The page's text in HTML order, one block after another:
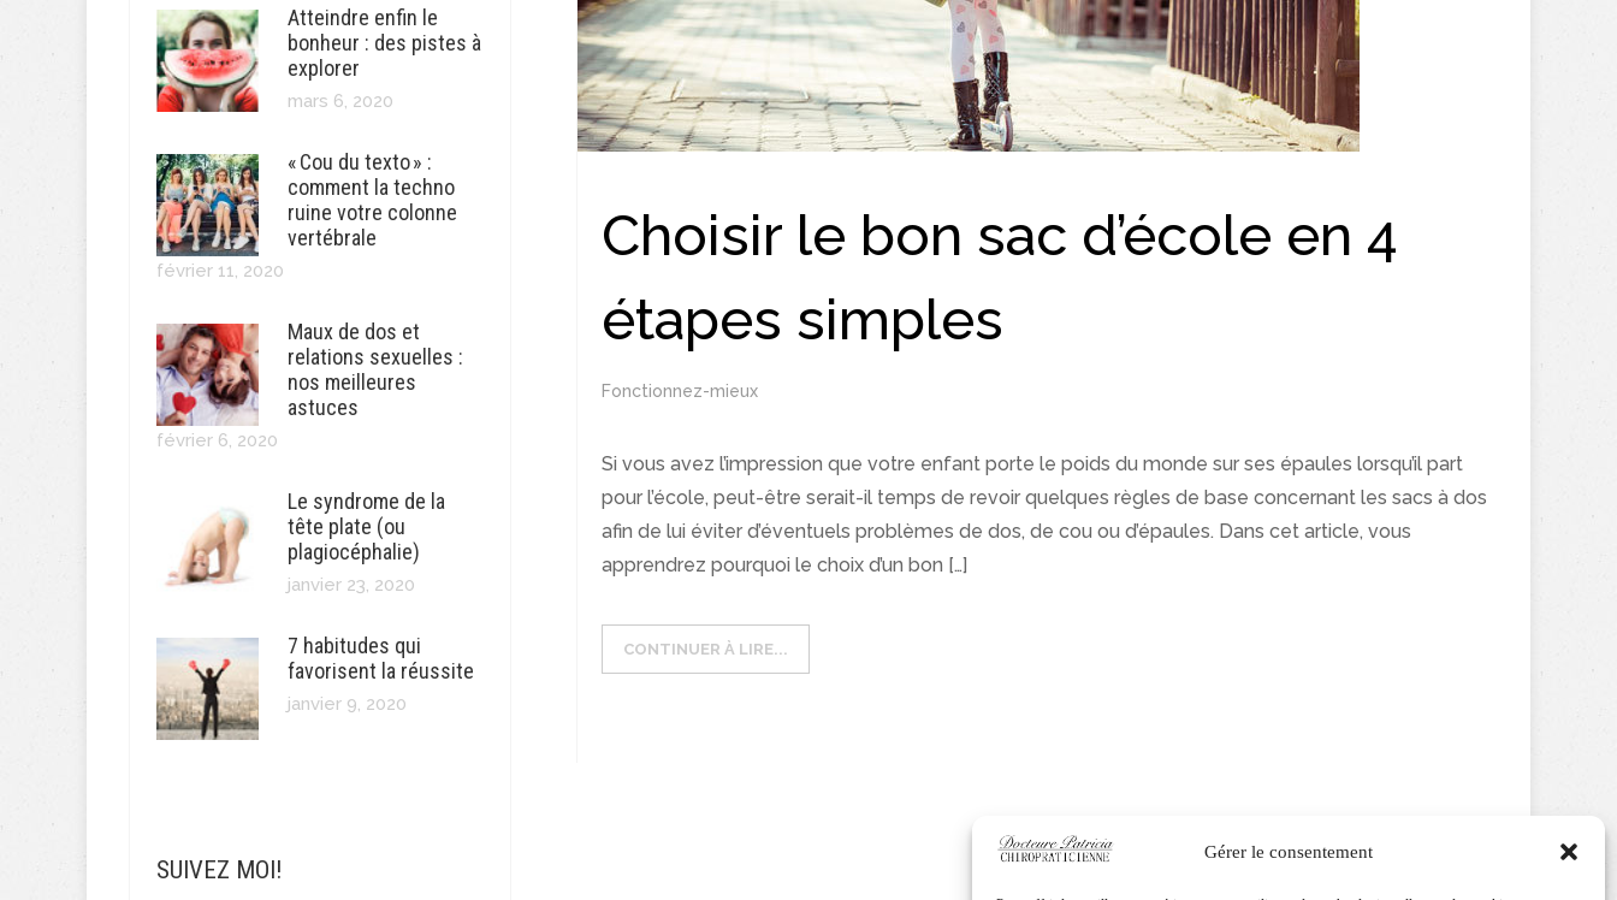
Gérer le consentement
Atteindre enfin le
bonheur : des pistes à
explorer
mars 6, 2020
« Cou du texto » :
comment la techno
ruine votre colonne
vertébrale
février 11, 2020
Maux de dos et
relations sexuelles :
nos meilleures
astuces
février 6, 2020
Le syndrome de la
tête plate (ou
plagiocéphalie)
janvier 23, 2020
7 habitudes qui
favorisent la réussite
janvier 9, 2020
SUIVEZ MOI!
Choisir le bon sac d’école en 4
étapes simples
Fonctionnez-mieux
Si vous avez l’impression que votre enfant porte le poids du monde sur ses épaules lorsqu’il part
pour l’école, peut-être serait-il temps de revoir quelques règles de base concernant les sacs à dos
afin de lui éviter d’éventuels problèmes de dos, de cou ou d’épaules. Dans cet article, vous
apprendrez pourquoi le choix d’un bon […]
CONTINUER À LIRE...